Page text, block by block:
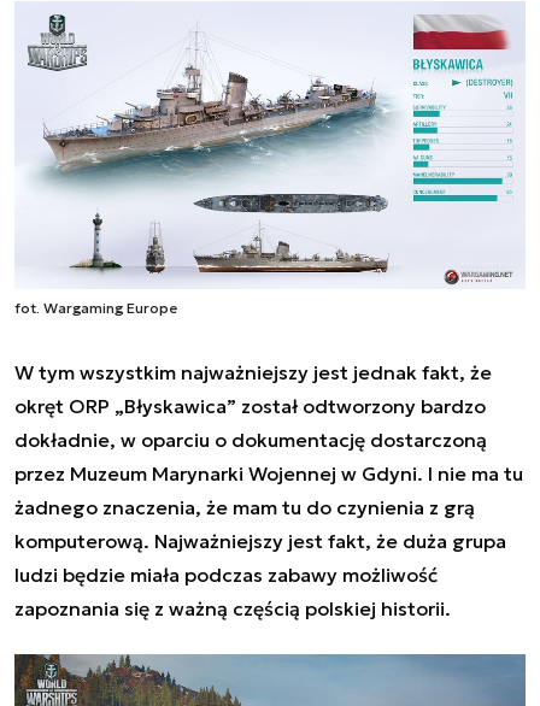
fot. Wargaming Europe
W tym wszystkim najważniejszy jest jednak fakt, że
okręt ORP „Błyskawica” został odtworzony bardzo
dokładnie, w oparciu o dokumentację dostarczoną
przez Muzeum Marynarki Wojennej w Gdyni. I nie ma tu
żadnego znaczenia, że mam tu do czynienia z grą
komputerową. Najważniejszy jest fakt, że duża grupa
ludzi będzie miała podczas zabawy możliwość
zapoznania się z ważną częścią polskiej historii.